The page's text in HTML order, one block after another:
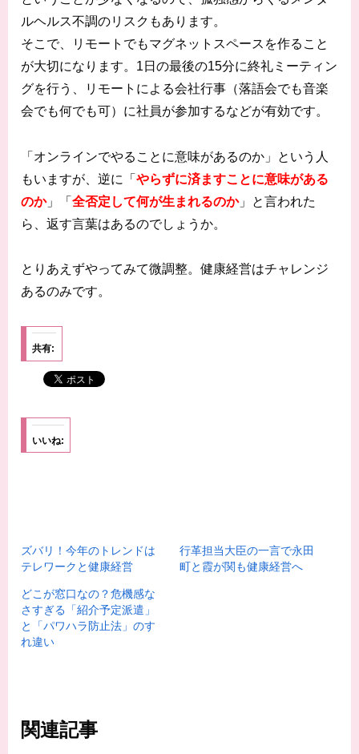
ルヘルス不調のリスクもあります。
そこで、リモートでもマグネットスペースを作ること
が大切になります。1日の最後の15分に終礼ミーティン
グを行う、リモートによる会社行事（落語会でも音楽
会でも何でも可）に社員が参加するなどが有効です。
「オンラインでやることに意味があるのか」という人
もいますが、逆に「 やらずに済ますことに意味がある
のか」「 全否定して何が生まれるのか」と言われた
ら、返す言葉はあるのでしょうか。
とりあえずやってみて微調整。健康経営はチャレンジ
あるのみです。
共有:
いいね:
ズバリ！今年のトレンドは
テレワークと健康経営
行革担当大臣の一言で永田
町と霞が関も健康経営へ
どこが窓口なの？危機感な
さすぎる「紹介予定派遣」
と「パワハラ防止法」のす
れ違い
関連記事